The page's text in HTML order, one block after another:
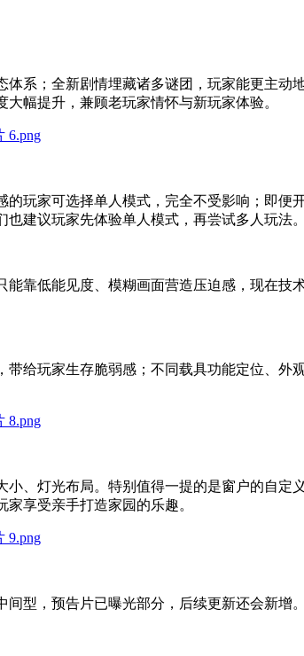
系；全新剧情埋藏诸多谜团，玩家能更主动
幅提升，兼顾老玩家情怀与新玩家体验。
玩家可选择单人模式，完全不受影响；即便
建议玩家先体验单人模式，再尝试多人玩法。
靠低能见度、模糊画面营造压迫感，现在技
给玩家生存脆弱感；不同载具功能定位、外
、灯光布局。特别值得一提的是窗户的自定
享受亲手打造家园的乐趣。
型，预告片已曝光部分，后续更新还会新增